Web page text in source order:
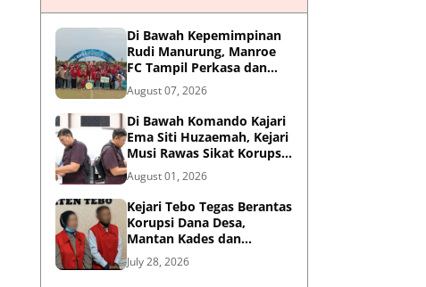
Di Bawah Kepemimpinan
Rudi Manurung, Manroe
FC Tampil Perkasa dan
Juarai Piala Soeratin U-15
Zona Riau
August 07, 2026
Di Bawah Komando Kajari
Ema Siti Huzaemah, Kejari
Musi Rawas Sikat Korupsi
Dana Sawit, Negara
Selamatkan Rp1,26 Miliar
August 01, 2026
Kejari Tebo Tegas Berantas
Korupsi Dana Desa,
Mantan Kades dan
Bendahara Resmi Jadi
Tersangka
July 28, 2026